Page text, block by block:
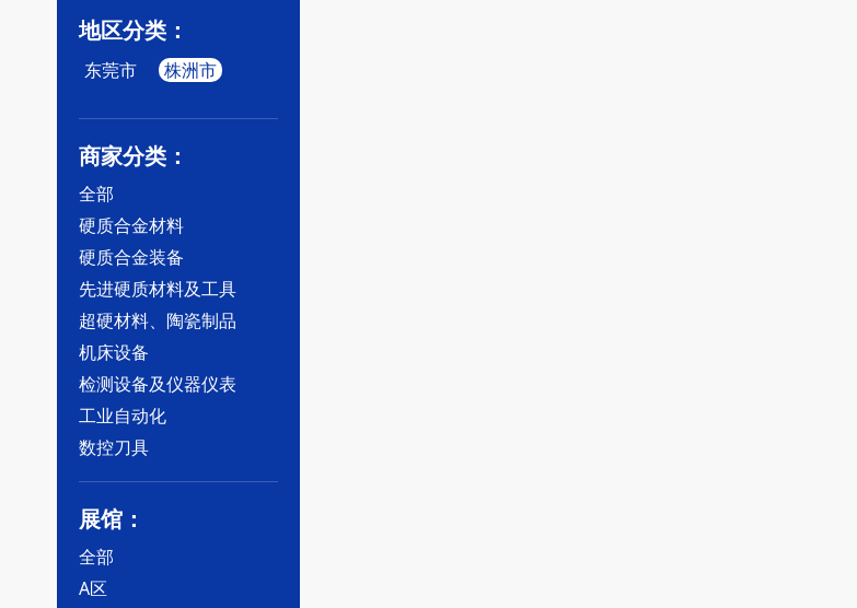
地区分类：
东莞市 株洲市
商家分类：
全部
硬质合金材料
硬质合金装备
先进硬质材料及工具
超硬材料、陶瓷制品
机床设备
检测设备及仪器仪表
工业自动化
数控刀具
展馆：
全部
A区